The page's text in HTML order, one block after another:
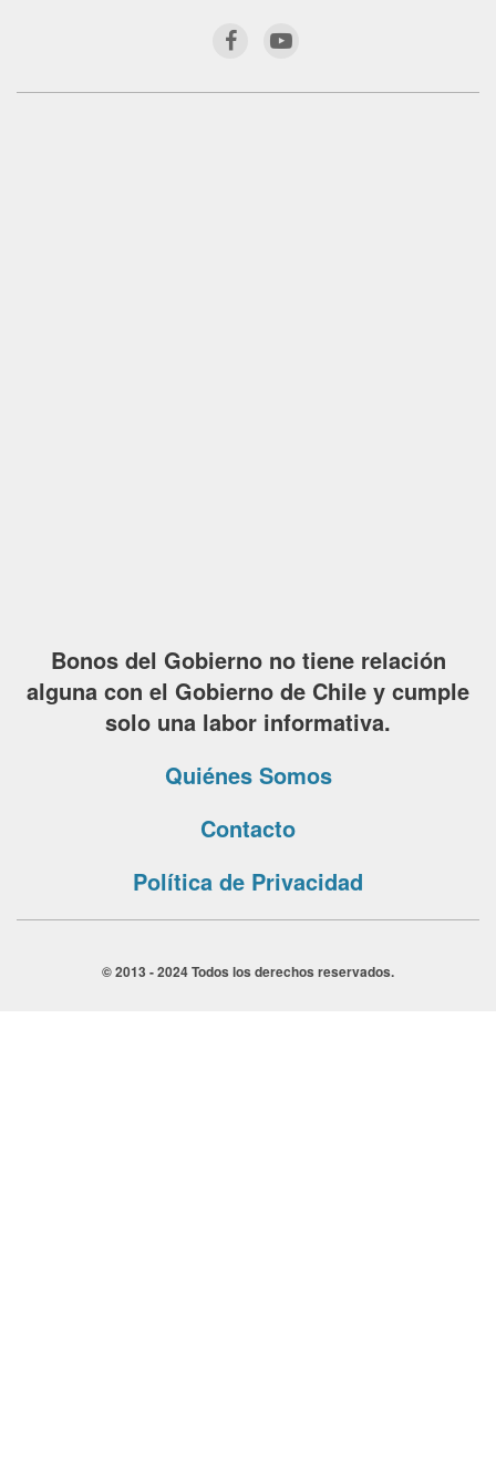
Bonos del Gobierno no tiene relación
alguna con el Gobierno de Chile y cumple
solo una labor informativa.
Quiénes Somos
Contacto
Política de Privacidad
© 2013 - 2024 Todos los derechos reservados.